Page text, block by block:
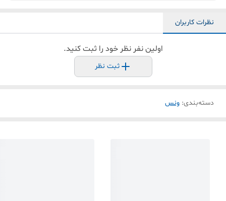
نظرات کاربران
اولین نفر نظر خود را ثبت کنید.
ثبت نظر
دسته‌بندی: ونس